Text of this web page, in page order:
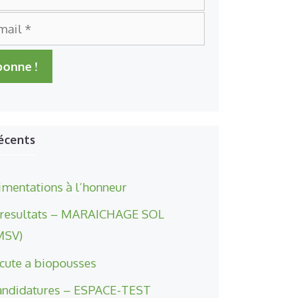
à l’honneur
– MARAICHAGE SOL
a biopousses
– ESPACE-TEST